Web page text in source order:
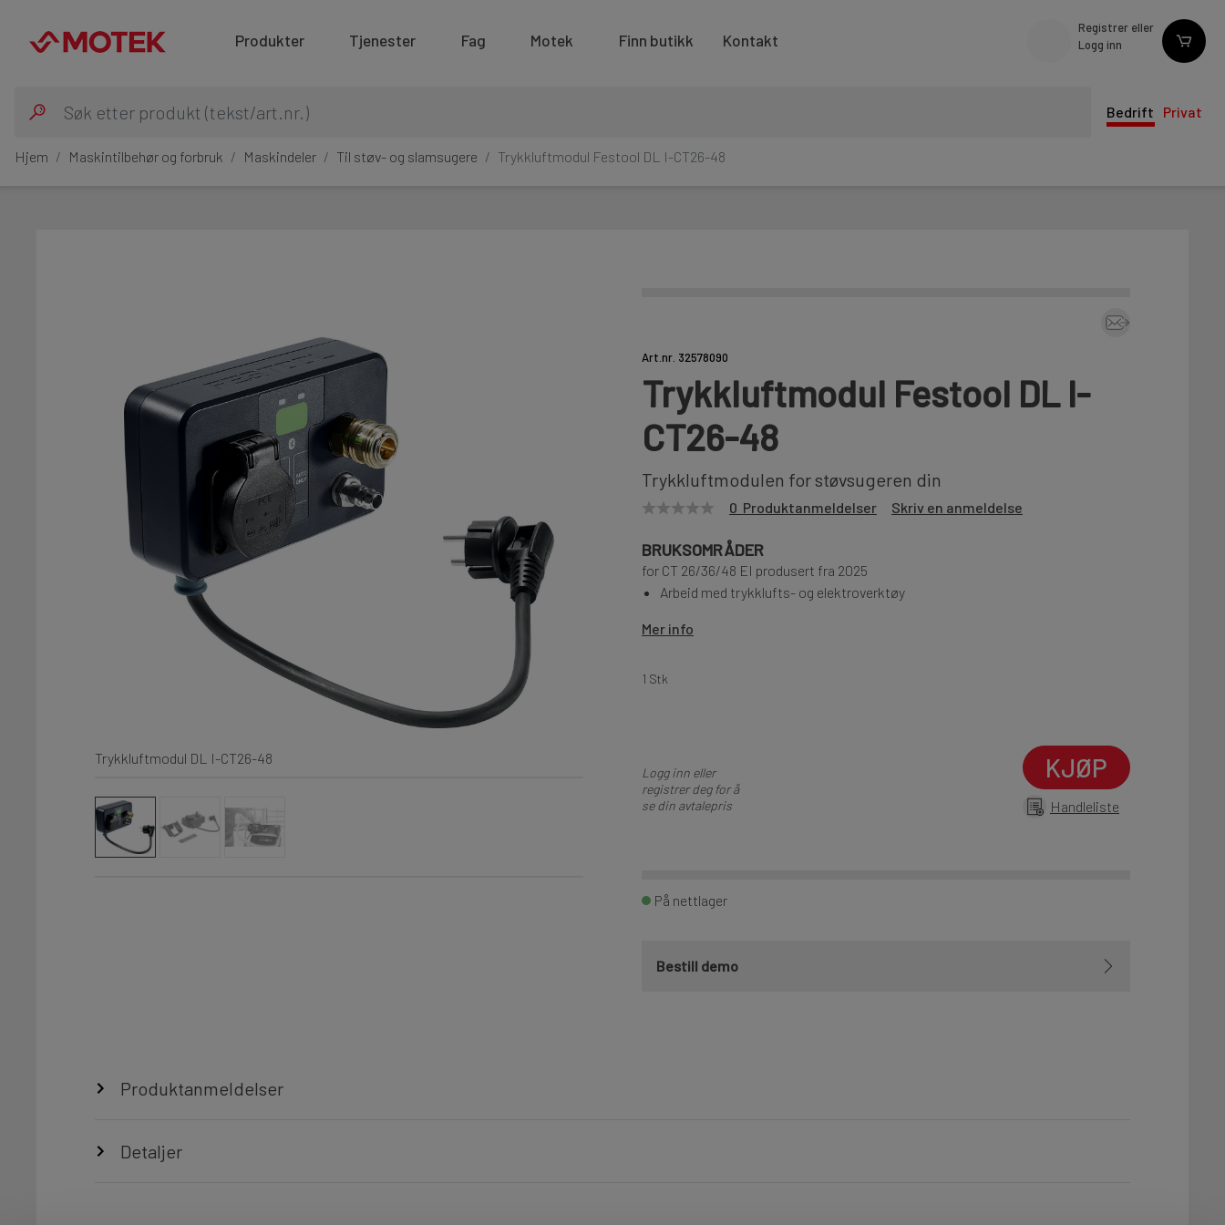
Produkter Tjenester Fag Motek Finn butikk Kontakt
Registrer eller
Logg inn
Bedrift Privat
Hjem Maskintilbehør og forbruk Maskindeler Til støv- og slamsugere Trykkluftmodul Festool DL I-CT26-48
Trykkluftmodul DL I-CT26-48
Art.nr. 32578090
Trykkluftmodul Festool DL I-
CT26-48
Trykkluftmodulen for støvsugeren din
0 Produktanmeldelser Skriv en anmeldelse
BRUKSOMRÅDER
for CT 26/36/48 EI produsert fra 2025
Arbeid med trykklufts- og elektroverktøy
Mer info
1 Stk
Logg inn eller
registrer deg for å
se din avtalepris
KJØP
Handleliste
På nettlager
Bestill demo
Produktanmeldelser
Detaljer